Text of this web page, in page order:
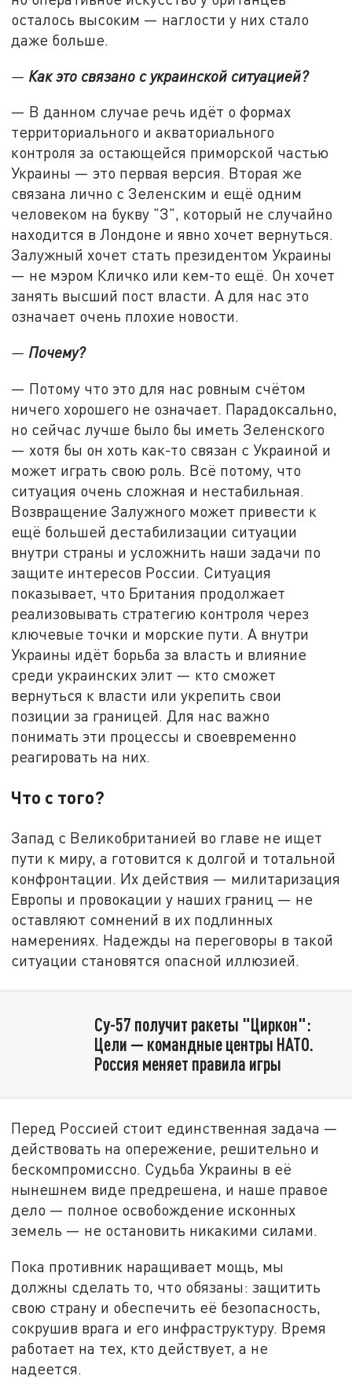
осталось высоким — наглости у них стало
даже больше.
— Как это связано с украинской ситуацией?
— В данном случае речь идёт о формах
территориального и акваториального
контроля за остающейся приморской частью
Украины — это первая версия. Вторая же
связана лично с Зеленским и ещё одним
человеком на букву "З", который не случайно
находится в Лондоне и явно хочет вернуться.
Залужный хочет стать президентом Украины
— не мэром Кличко или кем-то ещё. Он хочет
занять высший пост власти. А для нас это
означает очень плохие новости.
— Почему?
— Потому что это для нас ровным счётом
ничего хорошего не означает. Парадоксально,
но сейчас лучше было бы иметь Зеленского
— хотя бы он хоть как-то связан с Украиной и
может играть свою роль. Всё потому, что
ситуация очень сложная и нестабильная.
Возвращение Залужного может привести к
ещё большей дестабилизации ситуации
внутри страны и усложнить наши задачи по
защите интересов России. Ситуация
показывает, что Британия продолжает
реализовывать стратегию контроля через
ключевые точки и морские пути. А внутри
Украины идёт борьба за власть и влияние
среди украинских элит — кто сможет
вернуться к власти или укрепить свои
позиции за границей. Для нас важно
понимать эти процессы и своевременно
реагировать на них.
Что с того?
Запад с Великобританией во главе не ищет
пути к миру, а готовится к долгой и тотальной
конфронтации. Их действия — милитаризация
Европы и провокации у наших границ — не
оставляют сомнений в их подлинных
намерениях. Надежды на переговоры в такой
ситуации становятся опасной иллюзией.
Су-57 получит ракеты "Циркон":
Цели — командные центры НАТО.
Россия меняет правила игры
Перед Россией стоит единственная задача —
действовать на опережение, решительно и
бескомпромиссно. Судьба Украины в её
нынешнем виде предрешена, и наше правое
дело — полное освобождение исконных
земель — не остановить никакими силами.
Пока противник наращивает мощь, мы
должны сделать то, что обязаны: защитить
свою страну и обеспечить её безопасность,
сокрушив врага и его инфраструктуру. Время
работает на тех, кто действует, а не
надеется.